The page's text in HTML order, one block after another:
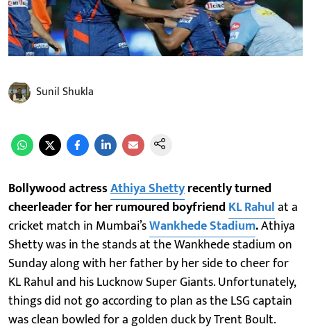
Sunil Shukla
Bollywood actressAthiya Shettyrecently turned
cheerleader for her rumoured boyfriend KL Rahulat a
cricket match in Mumbai’sWankhede Stadium.Athiya
Shetty was in the stands at the Wankhede stadium on
Sunday along with her father by her side to cheer for
KL Rahul and his Lucknow Super Giants. Unfortunately,
things did not go according to plan as the LSG captain
was clean bowled for a golden duck by Trent Boult.